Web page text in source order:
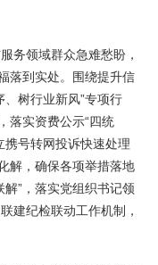
务领域群众急难愁盼，
落到实处。围绕提升信
树行业新风”专项行
落实资费公示“四统
携号转网投诉快速处理
解，确保各项举措落地
”，落实党组织书记领
建纪检联动工作机制，